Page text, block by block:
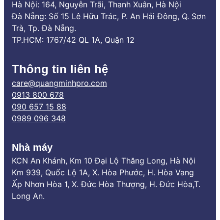
Chống thấm nước tuyệt đối:Lưới không hút
nước, hạn chế tối đa ẩm mốc, mục nát và tăng
cường độ bền trong môi trường độ ẩm cao.
tác động của ánh nắng mặt trời, tăng cường
tuổi thọ.
Quy cách lưới:
Kích thước ô lưới:
/ 1 ô lưới), đảm bảo côn trùng không thể
chui lọt.
Bản rộng: 16mm hoặc 20mm.
Màu sắc:Xám, dễ dàng hòa hợp với nhiều
Hà Nội: 164, Nguyễn Trãi, Thanh Xuân, Hà Nội
Đà Nẵng: Số 15 Lê Hữu Trác, P. An Hải Đông, Q. Sơn
Trà, Tp. Đà Nẵng.
TP.HCM: 1767/42 QL 1A, Quận 12
Thông tin liên hệ
care@quangminhpro.com
0913 800 678
090 657 15 88
0989 096 348
Nhà máy
KCN An Khánh, Km 10 Đại Lộ Thăng Long, Hà Nội
Km 939, Quốc Lộ 1A, X. Hòa Phước, H. Hòa Vang
Ấp Nhơn Hòa 1, X. Đức Hòa Thượng, H. Đức Hòa,T.
Long An.